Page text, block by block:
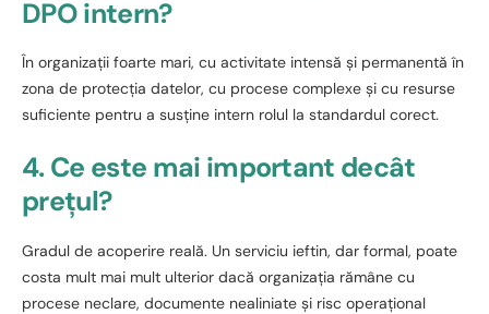
DPO intern?
În organizații foarte mari, cu activitate intensă și permanentă în
zona de protecția datelor, cu procese complexe și cu resurse
suficiente pentru a susține intern rolul la standardul corect.
4. Ce este mai important decât
prețul?
Gradul de acoperire reală. Un serviciu ieftin, dar formal, poate
costa mult mai mult ulterior dacă organizația rămâne cu
procese neclare, documente nealiniate și risc operațional